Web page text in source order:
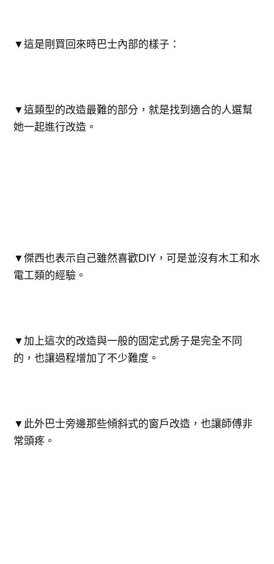
▼這是剛買回來時巴士內部的樣子：
▼這類型的改造最難的部分，就是找到適合的人選幫
她一起進行改造。
▼傑西也表示自己雖然喜歡DIY，可是並沒有木工和水
電工類的經驗。
▼加上這次的改造與一般的固定式房子是完全不同
的，也讓過程增加了不少難度。
▼此外巴士旁邊那些傾斜式的窗戶改造，也讓師傅非
常頭疼。